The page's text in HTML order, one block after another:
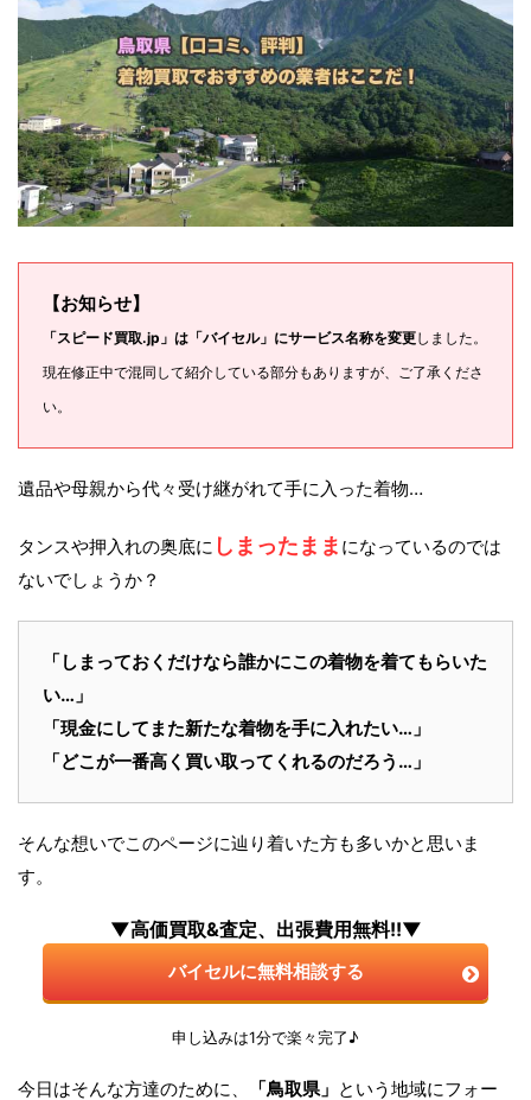
【お知らせ】
「スピード買取.jp」は「バイセル」にサービス名称を変更しました。
現在修正中で混同して紹介している部分もありますが、ご了承くださ
い。
遺品や母親から代々受け継がれて手に入った着物…
タンスや押入れの奥底に しまったまま になっているのでは
ないでしょうか？
「しまっておくだけなら誰かにこの着物を着てもらいた
い…」
「現金にしてまた新たな着物を手に入れたい…」
「どこが一番高く買い取ってくれるのだろう…」
そんな想いでこのページに辿り着いた方も多いかと思いま
す。
▼高価買取&査定、出張費用無料!!▼
バイセルに無料相談する
申し込みは1分で楽々完了♪
今日はそんな方達のために、 「鳥取県」 という地域にフォー